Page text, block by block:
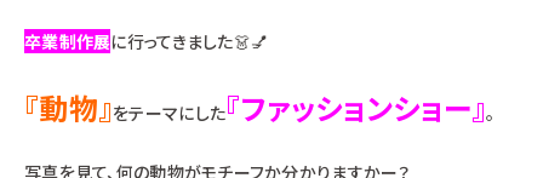
卒業制作展に行ってきました👗💅
『動物』をテーマにした『ファッションショー』。
写真を見て、何の動物がモチーフか分かりますかー？